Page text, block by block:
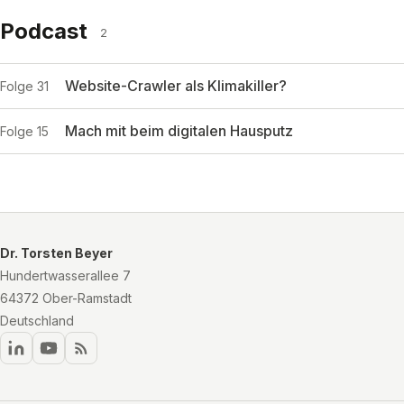
Podcast 2
Folge 31 Website-Crawler als Klimakiller?
Folge 15 Mach mit beim digitalen Hausputz
Dr. Torsten Beyer
Hundertwasserallee 7
64372 Ober-Ramstadt
Deutschland